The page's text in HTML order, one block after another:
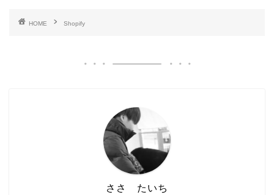
HOME Shopify
ささ たいち